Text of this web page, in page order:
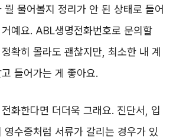
뭘 물어볼지 정리가 안 된 상태로 들어
예요. ABL생명전화번호로 문의할
확히 몰라도 괜찮지만, 최소한 내 계
들어가는 게 좋아요.
화한다면 더더욱 그래요. 진단서, 입
영수증처럼 서류가 갈리는 경우가 있